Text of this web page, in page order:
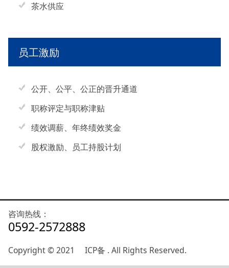
茶水供应
员工激励
公开、公平、公正的晋升通道
职称评定与职称津贴
绩效调薪、年终绩效奖金
股权激励、员工持股计划
咨询热线：
0592-2572888
Copyright © 2021 ICP备 . All Rights Reserved.